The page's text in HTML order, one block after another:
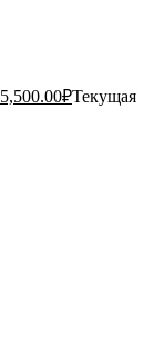
5,500.00₽Текущая